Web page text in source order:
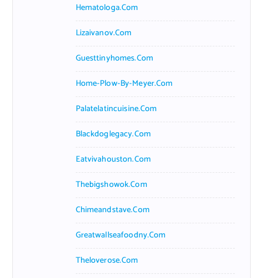
Hematologa.com
Lizaivanov.com
Guesttinyhomes.com
Home-Plow-By-Meyer.com
Palatelatincuisine.com
Blackdoglegacy.com
Eatvivahouston.com
Thebigshowok.com
Chimeandstave.com
Greatwallseafoodny.com
Theloverose.com